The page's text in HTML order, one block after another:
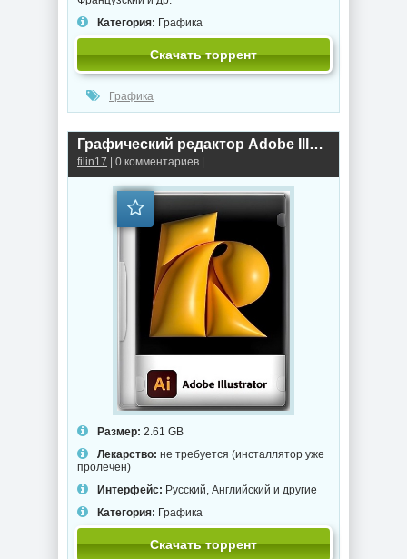
Категория: Графика
Скачать торрент
Графика
Графический редактор Adobe Illustrator 2026 30.7.0.114 by KpoJIuK
filin17 | 0 комментариев |
Размер: 2.61 GB
Лекарство: не требуется (инсталлятор уже
пролечен)
Интерфейс: Русский, Английский и другие
Категория: Графика
Скачать торрент